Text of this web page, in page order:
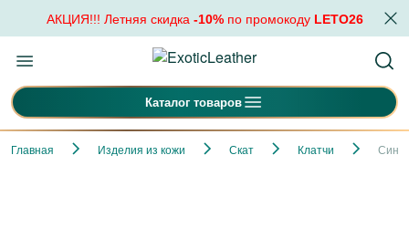
АКЦИЯ!!! Летняя скидка -10%по промокоду LETO26
Каталог товаров
Главная Изделия из кожи Скат Клатчи